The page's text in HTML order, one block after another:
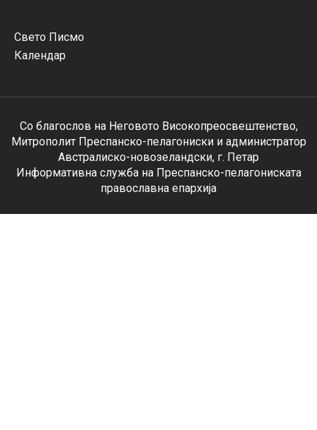
Свето Писмо
Календар
Со благослов на Неговото Високопреосвештенство,
Митрополит Преспанско-пелагониски и администратор
Австралиско-новозеландски, г. Петар
Информативна служба на Преспанско-пелагониската
православна епархија